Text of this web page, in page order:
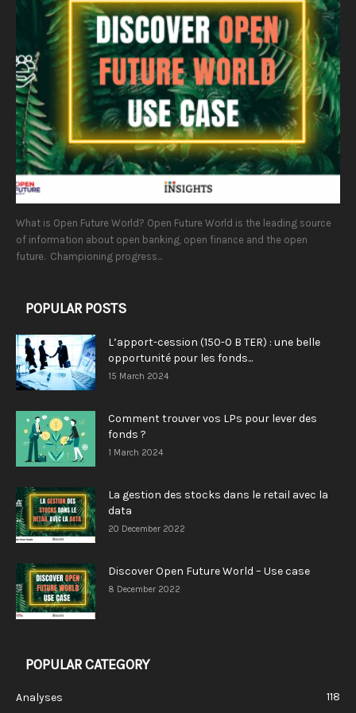
What is Open Future World? Open Future World is the leading source
of information about open banking, open finance and the open
future. Championing progress...
POPULAR POSTS
L’apport-cession (150-0 B TER) : une belle
opportunité pour les fonds...
15 March 2024
Comment trouver vos LPs pour lever des
fonds ?
1 March 2024
La gestion des stocks dans le retail avec la
data
20 December 2022
Discover Open Future World – Use case
8 December 2022
POPULAR CATEGORY
Analyses
118